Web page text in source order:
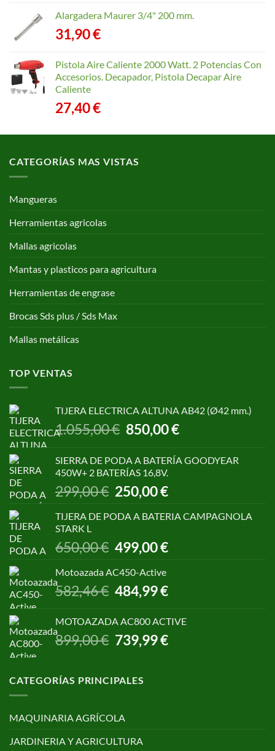
Alargadera Maurer 3/4" 200 mm.
31,90€
Pistola Aire Caliente 2000 Watt. 2 Potencias Con
Accesorios. Decapador, Pistola Decapar Aire
Caliente
27,40€
CATEGORÍAS MAS VISTAS
Mangueras
Herramientas agricolas
Mallas agricolas
Mantas y plasticos para agricultura
Herramientas de engrase
Brocas Sds plus / Sds Max
Mallas metálicas
TOP VENTAS
TIJERA ELECTRICA ALTUNA AB42 (Ø42 mm.)
1.055,00€ El
precio
era:
1.055,00 €.
850,00€El
es:
SIERRA DE PODA A BATERÍA GOODYEAR
450W+ 2 BATERÍAS 16,8V.
299,00€ El
precio
original
299,00 €.
250,00€El
actual
250,00 €.
TIJERA DE PODA A BATERIA CAMPAGNOLA
STARK L
650,00€
El
precio
original
650,00 €.
499,00€El
499,00 €.
Motoazada AC450-Active
582,46€
El
precio
era:
582,46 €.
484,99€El
es:
484,99 €.
MOTOAZADA AC800 ACTIVE
899,00€ El
precio
era:
739,99€El
CATEGORÍAS PRINCIPALES
MAQUINARIA AGRÍCOLA
JARDINERIA Y AGRICULTURA